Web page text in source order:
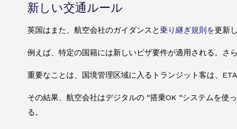
新しい交通ルール
英国はまた、航空会社のガイダンスと乗り継ぎ規則を更新
例えば、特定の国籍には新しいビザ要件が適用される。さ
重要なことは、国境管理区域に入るトランジット客は、
その結果、航空会社はデジタルの “搭乗OK “システムを
る。